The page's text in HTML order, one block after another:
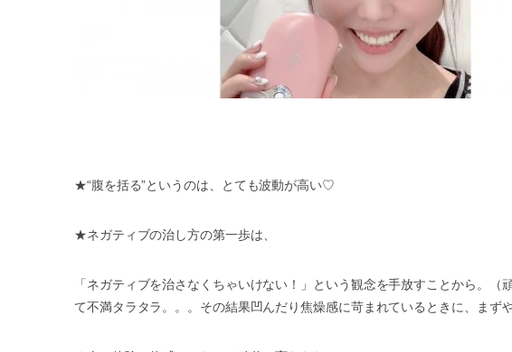
★“腹を括る”というのは、とても波動が高い♡
★ネガティブの治し方の第一歩は、
「ネガティブを治さなくちゃいけない！」という観念を手放すことから。
て不満タラタラ。。。その結果凹んだり焦燥感に苛まれているときに、まず